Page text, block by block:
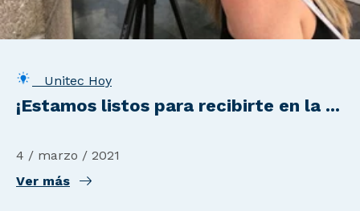
Unitec Hoy
¡Estamos listos para recibirte en la ...
4 / marzo / 2021
Ver más